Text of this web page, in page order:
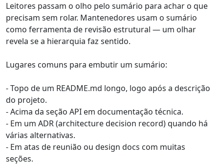
Leitores passam o olho pelo sumário para achar o que
precisam sem rolar. Mantenedores usam o sumário
como ferramenta de revisão estrutural — um olhar
revela se a hierarquia faz sentido.
Lugares comuns para embutir um sumário:
- Topo de um README.md longo, logo após a descrição
do projeto.
- Acima da seção API em documentação técnica.
- Em um ADR (architecture decision record) quando há
várias alternativas.
- Em atas de reunião ou design docs com muitas
seções.